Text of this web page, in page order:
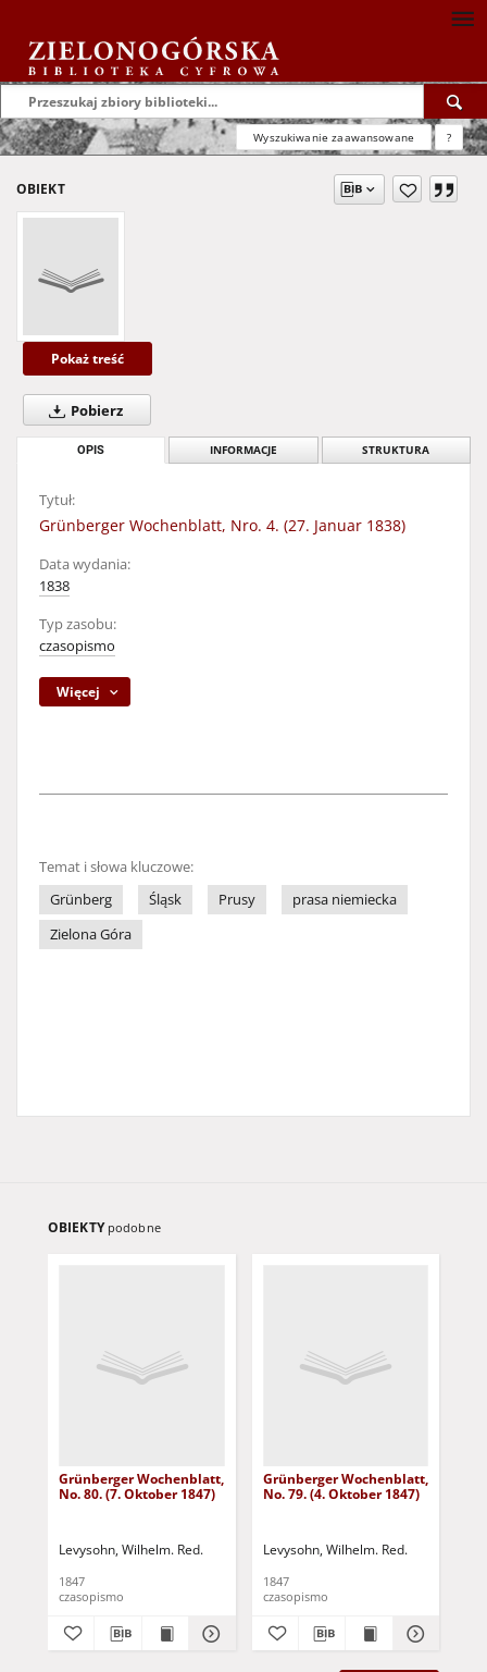
Wyszukiwanie zaawansowane ?
OBIEKT
Pokaż treść
Pobierz
OPIS INFORMACJE STRUKTURA
Tytuł:
Grünberger Wochenblatt, Nro. 4. (27. Januar 1838)
Data wydania:
1838
Typ zasobu:
czasopismo
Więcej
Temat i słowa kluczowe:
Grünberg
Śląsk Prusy
prasa niemiecka
Zielona Góra
OBIEKTY podobne
Grünberger Wochenblatt,
No. 80. (7. Oktober 1847)
Levysohn, Wilhelm. Red.
1847
czasopismo
Grünberger Wochenblatt,
No. 79. (4. Oktober 1847)
Levysohn, Wilhelm. Red.
1847
czasopismo